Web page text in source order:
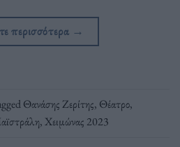
περισσότερα →
Θανάσης Ζερίτης, Θέατρο,
,Χειμώνας 2023